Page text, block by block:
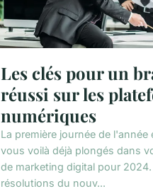
Les clés pour un
réussi sur les
numériques
La première journée de l'année
vous voilà déjà plongés dans
de marketing digital pour 2024.
résolutions du nouv...